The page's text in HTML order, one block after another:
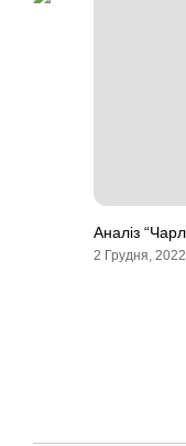
Аналіз
2 Грудня, 2022